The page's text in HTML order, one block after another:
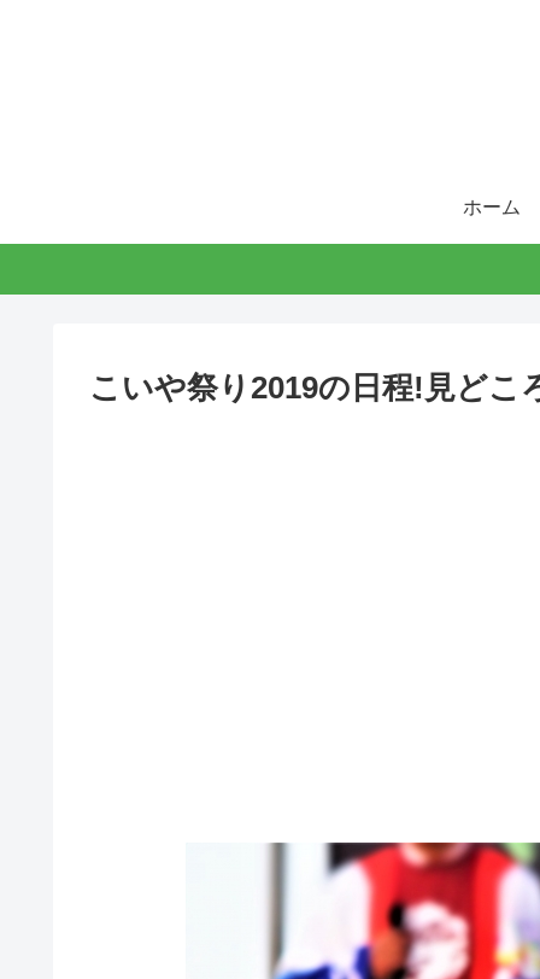
ホーム
こいや祭り2019の日程!見どこ